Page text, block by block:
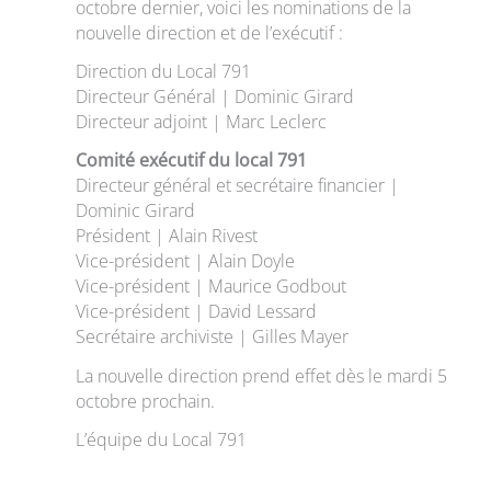
octobre dernier, voici les nominations de la
nouvelle direction et de l’exécutif :
Direction du Local 791
Directeur Général | Dominic Girard
Directeur adjoint | Marc Leclerc
Comité exécutif du local 791
Directeur général et secrétaire financier |
Dominic Girard
Président | Alain Rivest
Vice-président | Alain Doyle
Vice-président | Maurice Godbout
Vice-président | David Lessard
Secrétaire archiviste | Gilles Mayer
La nouvelle direction prend effet dès le mardi 5
octobre prochain.
L’équipe du Local 791